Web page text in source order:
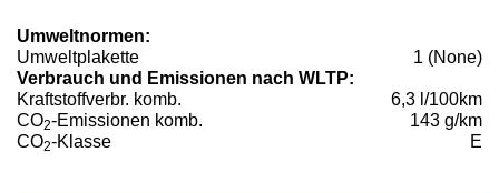
Umweltnormen:
Umweltplakette
1 (None)
Verbrauch und Emissionen nach WLTP:
Kraftstoffverbr. komb.
6,3 l/100km
CO2-Emissionen komb.
143 g/km
CO2-Klasse E